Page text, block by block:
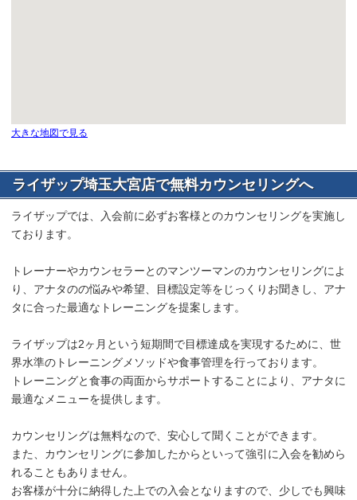
大きな地図で見る
ライザップ埼玉大宮店で無料カウンセリングへ
ライザップでは、入会前に必ずお客様とのカウンセリングを実施し
ております。
トレーナーやカウンセラーとのマンツーマンのカウンセリングによ
り、アナタのの悩みや希望、目標設定等をじっくりお聞きし、アナ
タに合った最適なトレーニングを提案します。
ライザップは2ヶ月という短期間で目標達成を実現するために、世
界水準のトレーニングメソッドや食事管理を行っております。
トレーニングと食事の両面からサポートすることにより、アナタに
最適なメニューを提供します。
カウンセリングは無料なので、安心して聞くことができます。
また、カウンセリングに参加したからといって強引に入会を勧めら
れることもありません。
お客様が十分に納得した上での入会となりますので、少しでも興味